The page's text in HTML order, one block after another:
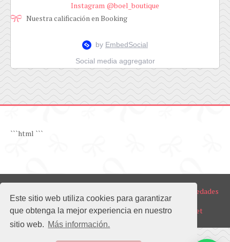
Este sitio web utiliza cookies para garantizar
que obtenga la mejor experiencia en nuestro
sitio web. Más información.
Instagram @boel_boutique
Nuestra calificación en Booking
Social media aggregator
```html ```
BOEL Realty | Venta y Alquiler de Propiedades
en Guayaquil Norte y Samborondón
Diseño del sitio web realizado porwww.ecuapromo.net